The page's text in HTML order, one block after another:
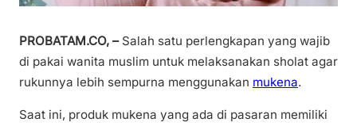
PROBATAM.CO, –Salah satu perlengkapan yang wajib
di pakai wanita muslim untuk melaksanakan sholat agar
rukunnya lebih sempurna menggunakan mukena.
Saat ini, produk mukena yang ada di pasaran memiliki